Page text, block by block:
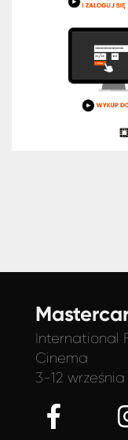
International
Cinema
3-12 września